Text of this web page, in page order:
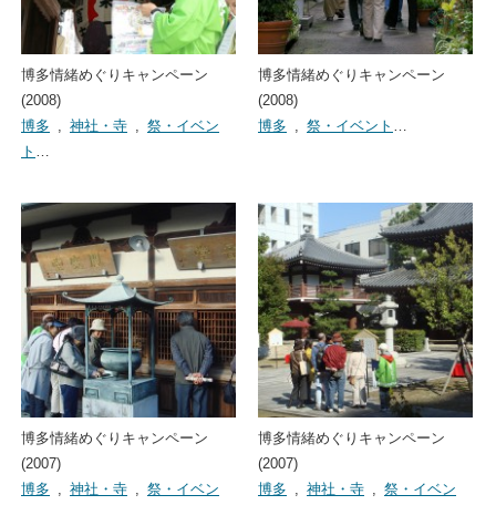
博多情緒めぐりキャンペーン
(2008)
博多 , 神社・寺 , 祭・イベン
ト …
博多情緒めぐりキャンペーン
(2008)
博多 , 祭・イベント …
博多情緒めぐりキャンペーン
(2007)
博多 , 神社・寺 , 祭・イベン
博多情緒めぐりキャンペーン
(2007)
博多 , 神社・寺 , 祭・イベン